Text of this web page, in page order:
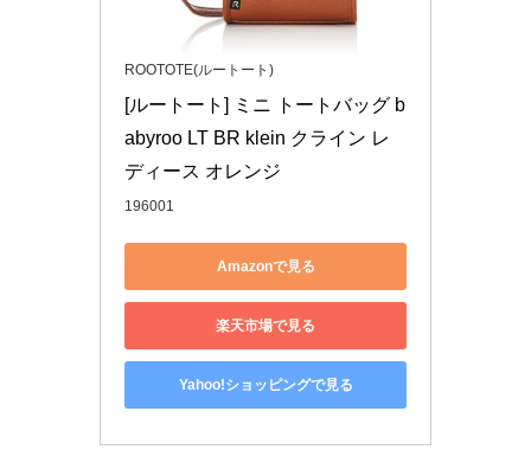
ROOTOTE(ルートート)
[ルートート] ミニ トートバッグ b
abyroo LT BR klein クライン レ
ディース オレンジ
196001
Amazonで見る
楽天市場で見る
Yahoo!ショッピングで見る